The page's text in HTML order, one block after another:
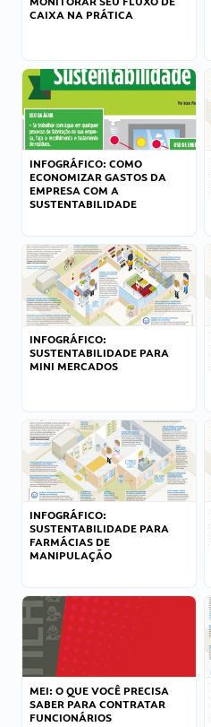
CAIXA NA PRÁTICA
INFOGRÁFICO: COMO
ECONOMIZAR GASTOS DA
EMPRESA COM A
SUSTENTABILIDADE
INFOGRÁFICO:
SUSTENTABILIDADE PARA
MINI MERCADOS
INFOGRÁFICO:
SUSTENTABILIDADE PARA
FARMÁCIAS DE
MANIPULAÇÃO
MEI: O QUE VOCÊ PRECISA
SABER PARA CONTRATAR
FUNCIONÁRIOS